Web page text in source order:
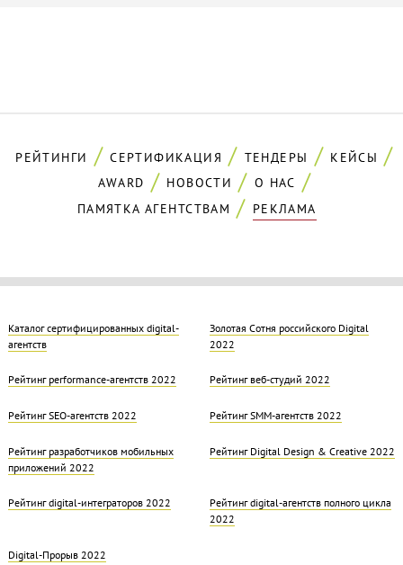
РЕЙТИНГИ СЕРТИФИКАЦИЯ ТЕНДЕРЫ
КЕЙСЫ
AWARD
НОВОСТИ
О НАС
ПАМЯТКА АГЕНТСТВАМ
РЕКЛАМА
Каталог сертифицированных digital-
агентств
Золотая Cотня российского Digital
2022
Рейтинг performance-агентств 2022 Рейтинг веб-студий 2022
Рейтинг SEO-агентств 2022 Рейтинг SMM-агентств 2022
Рейтинг разработчиков мобильных
приложений 2022
Рейтинг Digital Design & Creative 2022
Рейтинг digital-интеграторов 2022
Рейтинг digital-агентств полного цикла
2022
Digital-Прорыв 2022